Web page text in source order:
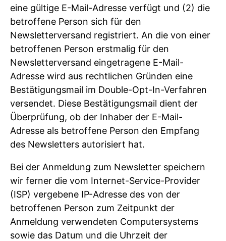
eine gültige E-Mail-Adresse verfügt und (2) die
betroffene Person sich für den
Newsletterversand registriert. An die von einer
betroffenen Person erstmalig für den
Newsletterversand eingetragene E-Mail-
Adresse wird aus rechtlichen Gründen eine
Bestätigungsmail im Double-Opt-In-Verfahren
versendet. Diese Bestätigungsmail dient der
Überprüfung, ob der Inhaber der E-Mail-
Adresse als betroffene Person den Empfang
des Newsletters autorisiert hat.
Bei der Anmeldung zum Newsletter speichern
wir ferner die vom Internet-Service-Provider
(ISP) vergebene IP-Adresse des von der
betroffenen Person zum Zeitpunkt der
Anmeldung verwendeten Computersystems
sowie das Datum und die Uhrzeit der